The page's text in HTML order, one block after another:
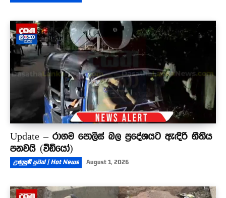
Update – රාගම පොලිස් බල ප්‍රදේශයට ඇඳිරි නීතිය
පනවයි (වීඩියෝ)
උණුසුම් පුවත් | Hot News August 1, 2026